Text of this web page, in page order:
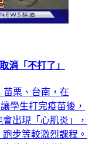
消「不打了」
栗、台南，在
學生打完疫苗後，
出現「心肌炎」，
步等較激烈課程。